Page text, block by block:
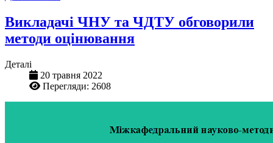
Викладачі ЧНУ та ЧДТУ обговорили
методи оцінювання
Деталі
20 травня 2022
Перегляди: 2608